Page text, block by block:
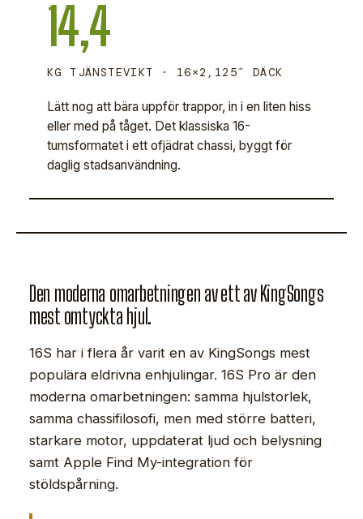
14,4
KG TJÄNSTEVIKT · 16×2,125″ DÄCK
Lätt nog att bära uppför trappor, in i en liten hiss
eller med på tåget. Det klassiska 16-
tumsformatet i ett ofjädrat chassi, byggt för
daglig stadsanvändning.
Den moderna omarbetningen av ett av KingSongs
mest omtyckta hjul.
16S har i flera år varit en av KingSongs mest
populära eldrivna enhjulingar. 16S Pro är den
moderna omarbetningen: samma hjulstorlek,
samma chassifilosofi, men med större batteri,
starkare motor, uppdaterat ljud och belysning
samt Apple Find My-integration för
stöldspårning.